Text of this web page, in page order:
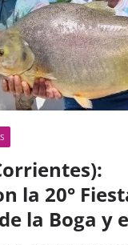
la 20°
la Boga y